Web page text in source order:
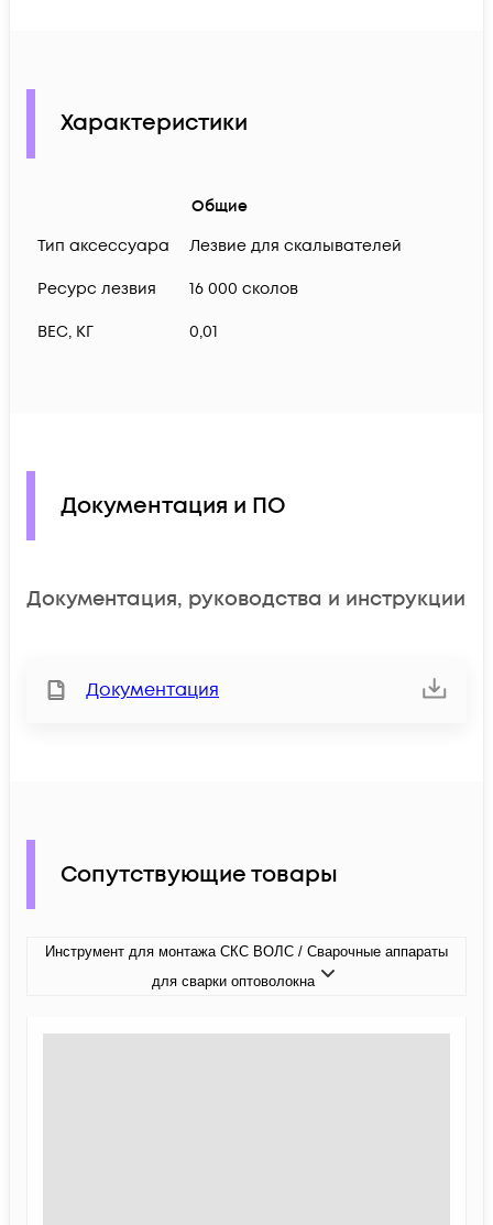
Характеристики
Общие
Тип аксессуара
Лезвие для скалывателей
Ресурс лезвия 16 000 сколов
ВЕС, КГ 0,01
Документация и ПО
Документация, руководства и инструкции
Документация
Сопутствующие товары
Инструмент для монтажа СКС ВОЛС / Сварочные аппараты
для сварки оптоволокна